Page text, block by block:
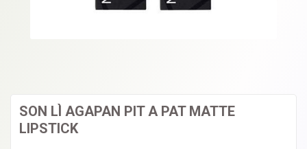
SON LÌ AGAPAN PIT A PAT MATTE
LIPSTICK